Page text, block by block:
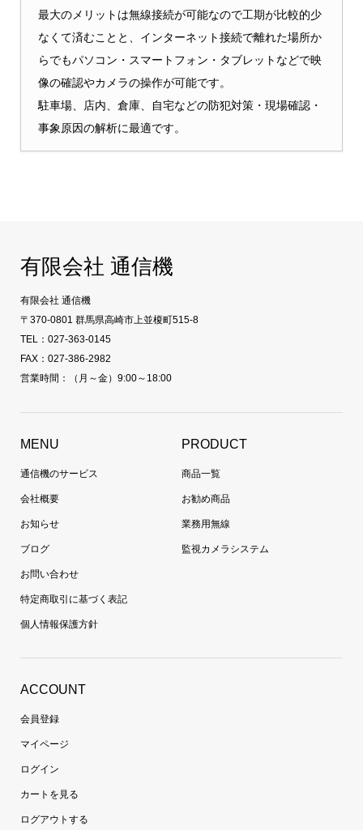
最大のメリットは無線接続が可能なので工期が比較的少
なくて済むことと、インターネット接続で離れた場所か
らでもパソコン・スマートフォン・タブレットなどで映
像の確認やカメラの操作が可能です。
駐車場、店内、倉庫、自宅などの防犯対策・現場確認・
事象原因の解析に最適です。
有限会社 通信機
有限会社 通信機
〒370-0801 群馬県高崎市上並榎町515-8
TEL：027-363-0145
FAX：027-386-2982
営業時間：（月～金）9:00～18:00
MENU
通信機のサービス
会社概要
お知らせ
ブログ
お問い合わせ
特定商取引に基づく表記
個人情報保護方針
PRODUCT
商品一覧
お勧め商品
業務用無線
監視カメラシステム
ACCOUNT
会員登録
マイページ
ログイン
カートを見る
ログアウトする